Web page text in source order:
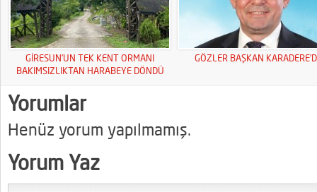
GİRESUN’UN TEK KENT ORMANI
BAKIMSIZLIKTAN HARABEYE DÖNDÜ
GÖZLER BAŞKAN
Yorumlar
Henüz yorum yapılmamış.
Yorum Yaz